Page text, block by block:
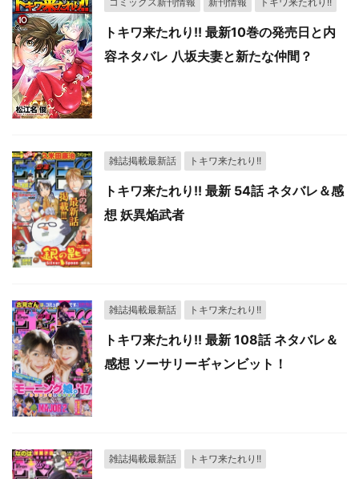
トキワ来たれり!! 最新10巻の発売日と内
容ネタバレ 八坂夫妻と新たな仲間？
雑誌掲載最新話 トキワ来たれり!!
トキワ来たれり!! 最新 54話 ネタバレ＆感
想 妖異焔武者
雑誌掲載最新話 トキワ来たれり!!
トキワ来たれり!! 最新 108話 ネタバレ＆
感想 ソーサリーギャンビット！
雑誌掲載最新話 トキワ来たれり!!